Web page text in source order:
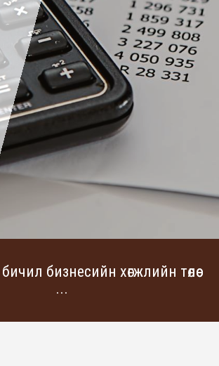
бизнесийн хөгжлийн төлөө
...